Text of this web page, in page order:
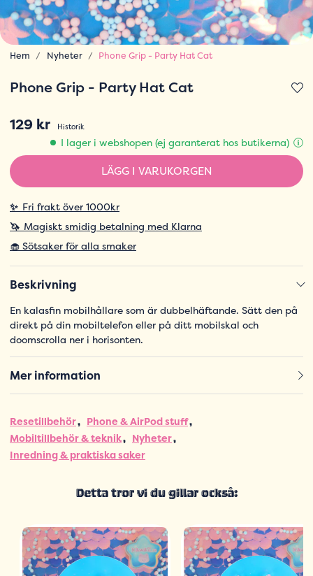
Hem Nyheter Phone Grip - Party Hat Cat
Phone Grip - Party Hat Cat
129 kr
Historik
I lager i webshopen (ej garanterat hos butikerna)
LÄGG I VARUKORGEN
✨ Fri frakt över 1000kr
🦄 Magiskt smidig betalning med Klarna
🧁 Sötsaker för alla smaker
Beskrivning
En kalasfin mobilhållare som är dubbelhäftande. Sätt den på
direkt på din mobiltelefon eller på ditt mobilskal och
doomscrolla ner i horisonten.
Mer information
Resetillbehör
Phone & AirPod stuff
Mobiltillbehör & teknik
Nyheter
Inredning & praktiska saker
Detta tror vi du gillar också: